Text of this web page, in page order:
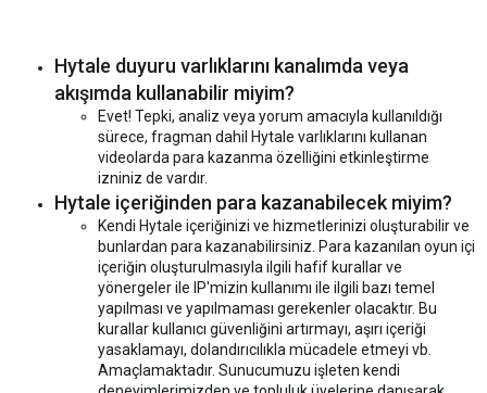
Hytale duyuru varlıklarını kanalımda veya
akışımda kullanabilir miyim?
Evet! Tepki, analiz veya yorum amacıyla kullanıldığı
sürece, fragman dahil Hytale varlıklarını kullanan
videolarda para kazanma özelliğini etkinleştirme
izniniz de vardır.
Hytale içeriğinden para kazanabilecek miyim?
Kendi Hytale içeriğinizi ve hizmetlerinizi oluşturabilir ve
bunlardan para kazanabilirsiniz. Para kazanılan oyun içi
içeriğin oluşturulmasıyla ilgili hafif kurallar ve
yönergeler ile IP'mizin kullanımı ile ilgili bazı temel
yapılması ve yapılmaması gerekenler olacaktır. Bu
kurallar kullanıcı güvenliğini artırmayı, aşırı içeriği
yasaklamayı, dolandırıcılıkla mücadele etmeyi vb.
Amaçlamaktadır. Sunucumuzu işleten kendi